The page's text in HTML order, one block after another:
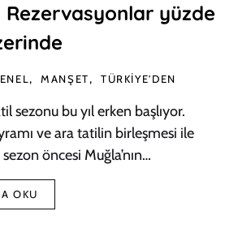
Rezervasyonlar yüzde
MANŞET TÜRKIYE'DEN
sezonu bu yıl erken başlıyor.
ve ara tatilin birleşmesi ile
öncesi Muğla’nın…
OKU